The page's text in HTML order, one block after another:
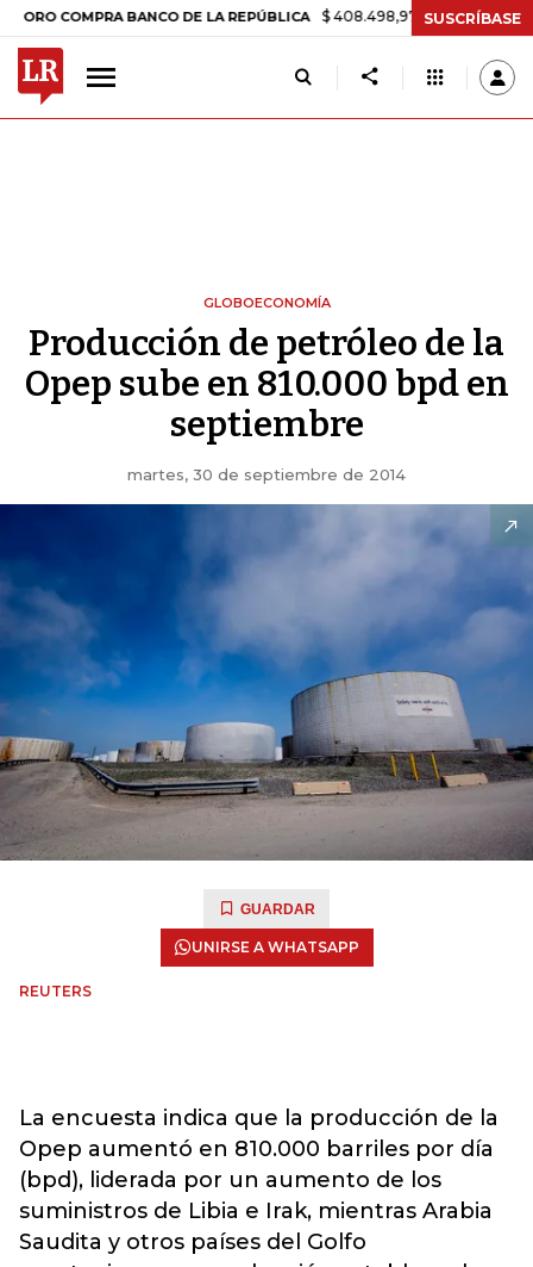
BANCO DE LA REPÚBLICA $ 408.498,97 +$ 8.753,81 +2,19%
SUSCRÍBASE
GLOBOECONOMÍA
Producción de petróleo de la
Opep sube en 810.000 bpd en
septiembre
martes, 30 de septiembre de 2014
GUARDAR
UNIRSE A WHATSAPP
REUTERS
La encuesta indica que la producción de la
Opep aumentó en 810.000 barriles por día
(bpd), liderada por un aumento de los
suministros de Libia e Irak, mientras Arabia
Saudita y otros países del Golfo